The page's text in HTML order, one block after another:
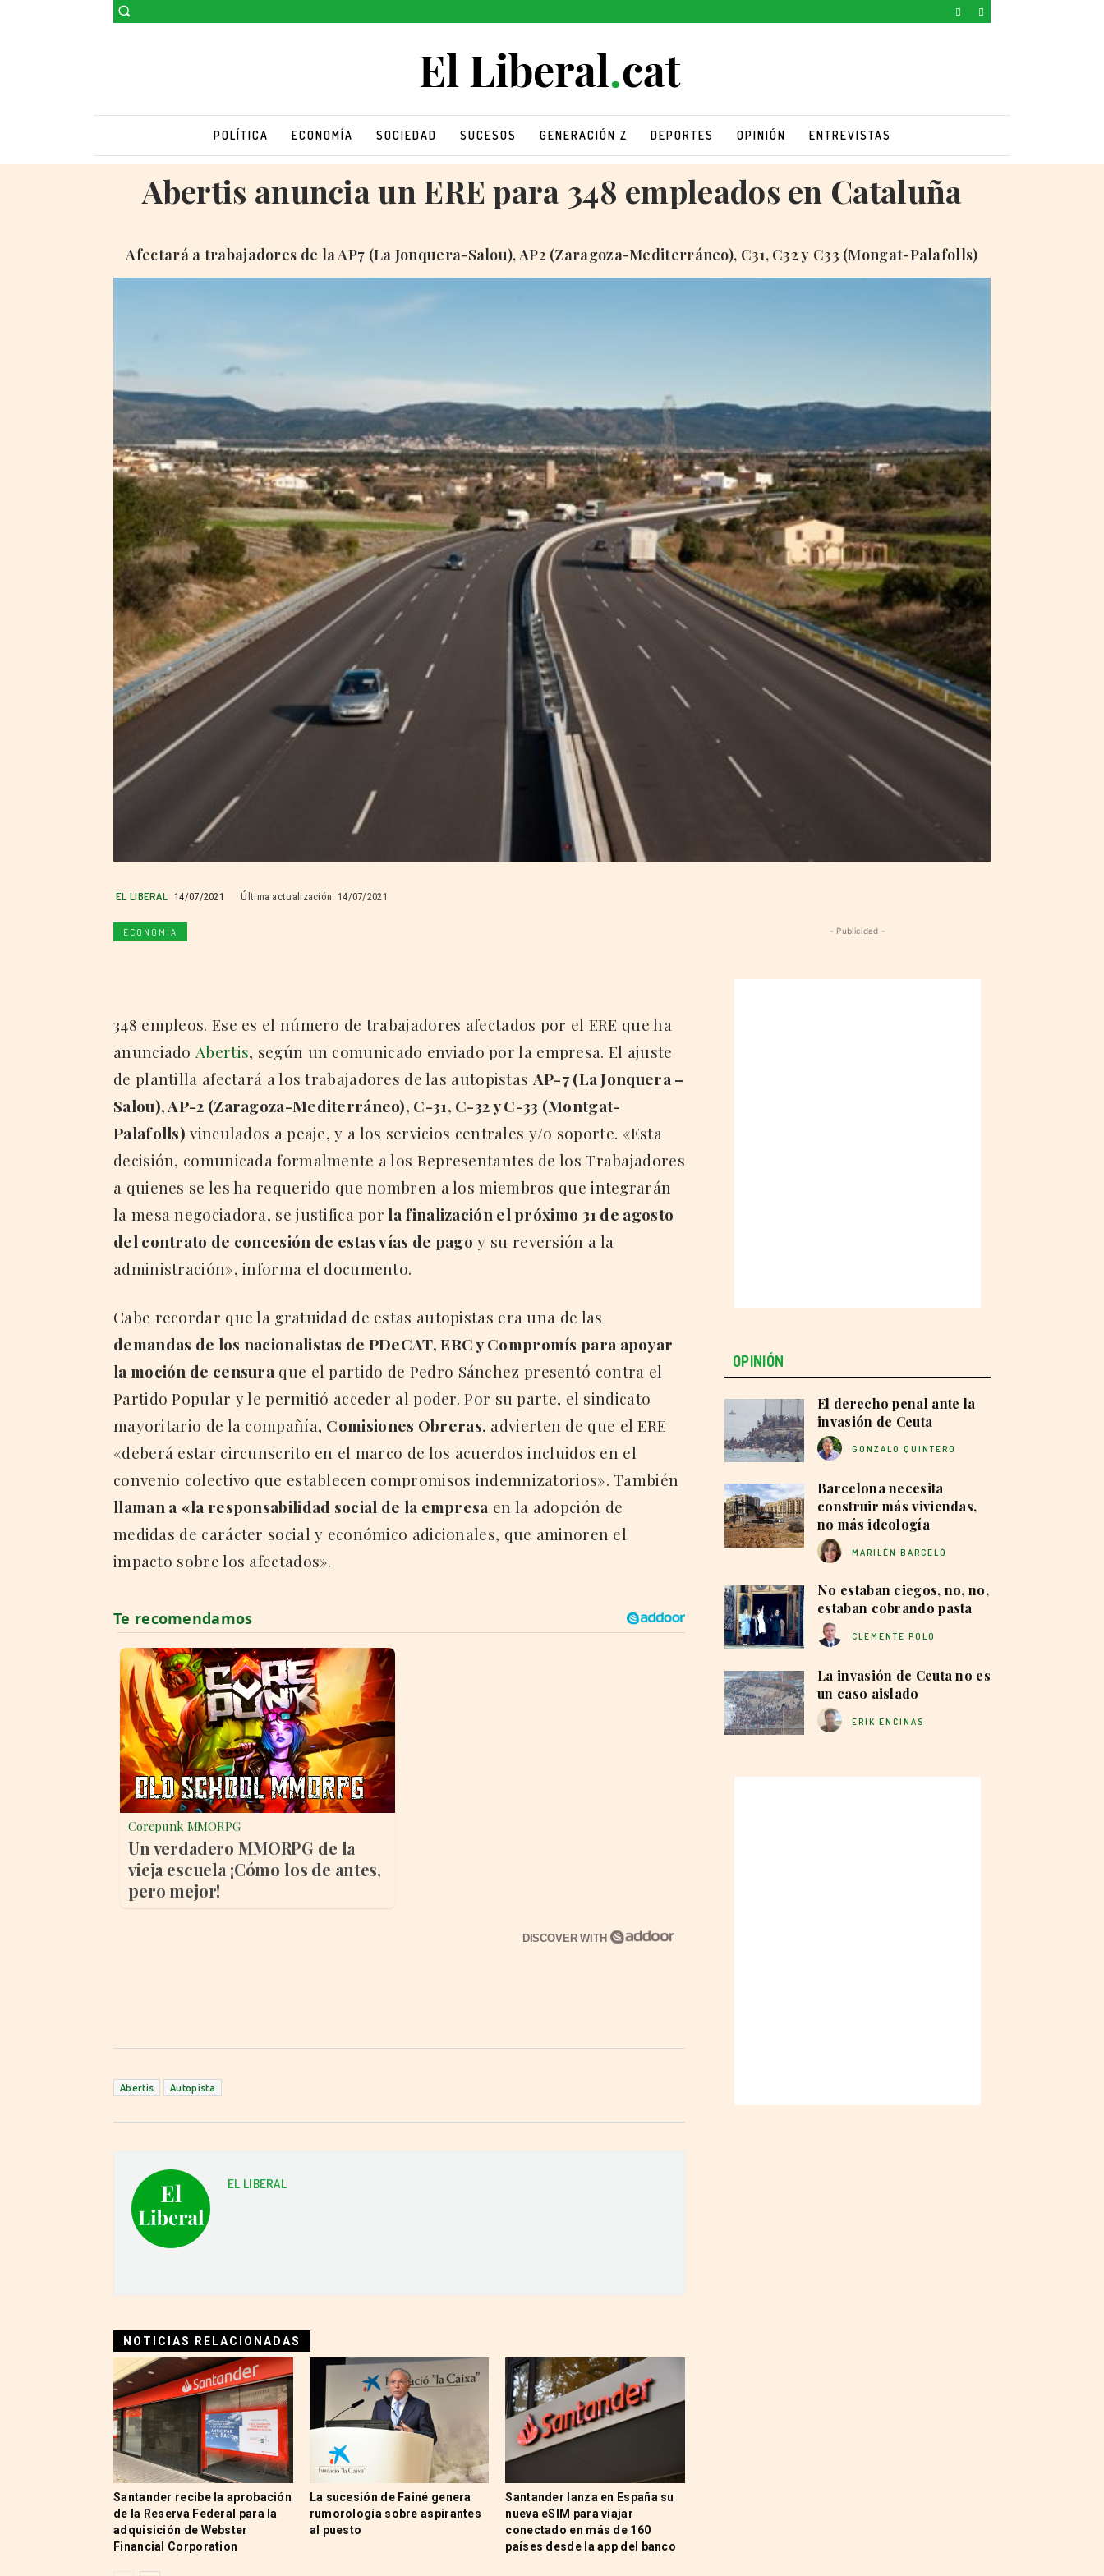
POLÍTICA ECONOMÍA SOCIEDAD SUCESOS GENERACIÓN Z DEPORTES OPINIÓN ENTREVISTAS
Abertis anuncia un ERE para 348 empleados en Cataluña
Afectará a trabajadores de la AP7 (La Jonquera-Salou), AP2 (Zaragoza-Mediterráneo), C31, C32 y C33 (Mongat-Palafolls)
EL LIBERAL 14/07/2021 Última actualización: 14/07/2021
ECONOMÍA
348 empleos. Ese es el número de trabajadores afectados por el ERE que ha
anunciado Abertis, según un comunicado enviado por la empresa. El ajuste
de plantilla afectará a los trabajadores de las autopistas AP-7 (La Jonquera –
Salou), AP-2 (Zaragoza-Mediterráneo), C-31, C-32 y C-33 (Montgat-
Palafolls) vinculados a peaje, y a los servicios centrales y/o soporte. «Esta
decisión, comunicada formalmente a los Representantes de los Trabajadores
a quienes se les ha requerido que nombren a los miembros que integrarán
la mesa negociadora, se justifica por la finalización el próximo 31 de agosto
del contrato de concesión de estas vías de pago y su reversión a la
administración», informa el documento.
Cabe recordar que la gratuidad de estas autopistas era una de las
demandas de los nacionalistas de PDeCAT, ERC y Compromís para apoyar
la moción de censura que el partido de Pedro Sánchez presentó contra el
Partido Popular y le permitió acceder al poder. Por su parte, el sindicato
mayoritario de la compañía, Comisiones Obreras, advierten de que el ERE
«deberá estar circunscrito en el marco de los acuerdos incluidos en el
convenio colectivo que establecen compromisos indemnizatorios». También
llaman a «la responsabilidad social de la empresa en la adopción de
medidas de carácter social y económico adicionales, que aminoren el
impacto sobre los afectados».
Corepunk MMORPG
Un verdadero MMORPG de la
vieja escuela ¡Cómo los de antes,
pero mejor!
DISCOVER WITH
Abertis Autopista
EL LIBERAL
NOTICIAS RELACIONADAS
Santander recibe la aprobación
de la Reserva Federal para la
adquisición de Webster
Financial Corporation
La sucesión de Fainé genera
rumorología sobre aspirantes
al puesto
Santander lanza en España su
nueva eSIM para viajar
conectado en más de 160
países desde la app del banco
- Publicidad -
OPINIÓN
El derecho penal ante la
invasión de Ceuta
GONZALO QUINTERO
Barcelona necesita
construir más viviendas,
no más ideología
MARILÉN BARCELÓ
No estaban ciegos, no, no,
estaban cobrando pasta
CLEMENTE POLO
La invasión de Ceuta no es
un caso aislado
ERIK ENCINAS